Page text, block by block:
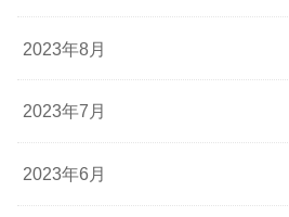
2023年8月
2023年7月
2023年6月